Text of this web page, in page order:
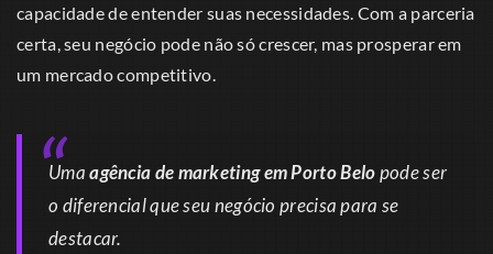
capacidade de entender suas necessidades. Com a parceria
certa, seu negócio pode não só crescer, mas prosperar em
um mercado competitivo.
Umaagência de marketing em Porto Belopode ser
o diferencial que seu negócio precisa para se
destacar.